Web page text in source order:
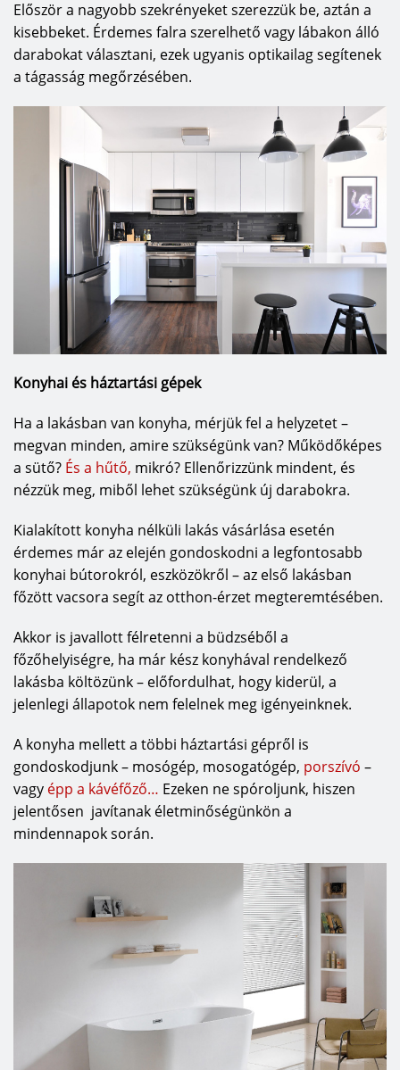
Először a nagyobb szekrényeket szerezzük be, aztán a
kisebbeket. Érdemes falra szerelhető vagy lábakon álló
darabokat választani, ezek ugyanis optikailag segítenek
a tágasság megőrzésében.
Konyhai és háztartási gépek
Ha a lakásban van konyha, mérjük fel a helyzetet –
megvan minden, amire szükségünk van? Működőképes
a sütő? És a hűtő, mikró? Ellenőrizzünk mindent, és
nézzük meg, miből lehet szükségünk új darabokra.
Kialakított konyha nélküli lakás vásárlása esetén
érdemes már az elején gondoskodni a legfontosabb
konyhai bútorokról, eszközökről – az első lakásban
főzött vacsora segít az otthon-érzet megteremtésében.
Akkor is javallott félretenni a büdzséből a
főzőhelyiségre, ha már kész konyhával rendelkező
lakásba költözünk – előfordulhat, hogy kiderül, a
jelenlegi állapotok nem felelnek meg igényeinknek.
A konyha mellett a többi háztartási gépről is
gondoskodjunk – mosógép, mosogatógép, porszívó –
vagy épp a kávéfőző… Ezeken ne spóroljunk, hiszen
jelentősen javítanak életminőségünkön a
mindennapok során.